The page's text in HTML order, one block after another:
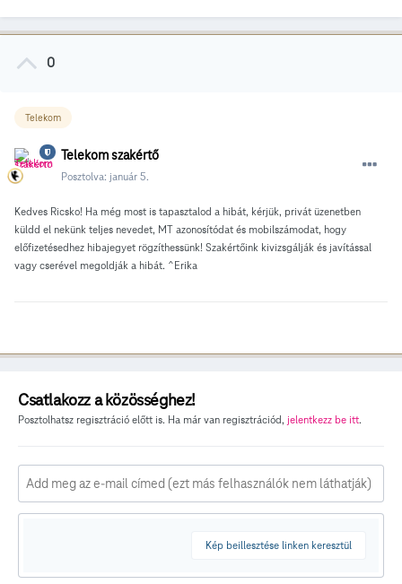
0
Telekom
Telekom szakértő
Posztolva: január 5.
Kedves Ricsko! Ha még most is tapasztalod a hibát, kérjük, privát üzenetben
küldd el nekünk teljes nevedet, MT azonosítódat és mobilszámodat, hogy
előfizetésedhez hibajegyet rögzíthessünk! Szakértőink kivizsgálják és javítással
vagy cserével megoldják a hibát. ^Erika
Csatlakozz a közösséghez!
Posztolhatsz regisztráció előtt is. Ha már van regisztrációd, jelentkezz be itt.
Kép beillesztése linken keresztül